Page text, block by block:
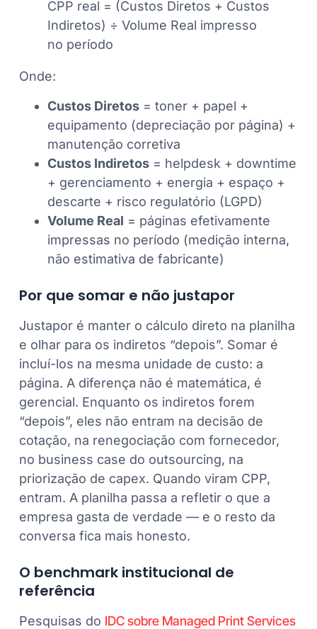
CPP real = (Custos Diretos + Custos
Indiretos) ÷ Volume Real impresso
no período
Onde:
Custos Diretos = toner + papel +
equipamento (depreciação por página) +
manutenção corretiva
Custos Indiretos = helpdesk + downtime
+ gerenciamento + energia + espaço +
descarte + risco regulatório (LGPD)
Volume Real = páginas efetivamente
impressas no período (medição interna,
não estimativa de fabricante)
Por que somar e não justapor
Justapor é manter o cálculo direto na planilha
e olhar para os indiretos “depois”. Somar é
incluí-los na mesma unidade de custo: a
página. A diferença não é matemática, é
gerencial. Enquanto os indiretos forem
“depois”, eles não entram na decisão de
cotação, na renegociação com fornecedor,
no business case do outsourcing, na
priorização de capex. Quando viram CPP,
entram. A planilha passa a refletir o que a
empresa gasta de verdade — e o resto da
conversa fica mais honesto.
O benchmark institucional de
referência
Pesquisas do IDC sobre Managed Print Services